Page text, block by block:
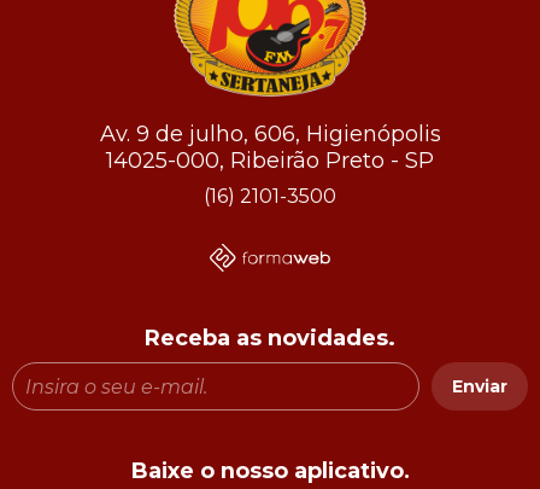
Av. 9 de julho, 606, Higienópolis
14025-000, Ribeirão Preto - SP
(16) 2101-3500
Receba as novidades.
Enviar
Baixe o nosso aplicativo.